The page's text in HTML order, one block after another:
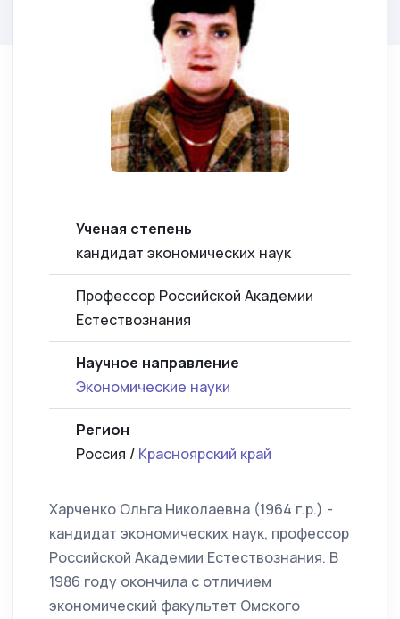
Ученая степень
кандидат экономических наук
Профессор Российской Академии
Естествознания
Научное направление
Экономические науки
Регион
Россия / Красноярский край
Харченко Ольга Николаевна (1964 г.р.) -
кандидат экономических наук, профессор
Российской Академии Естествознания. В
1986 году окончила с отличием
экономический факультет Омского